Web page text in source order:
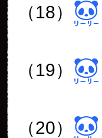
（18）
（19）
（20）